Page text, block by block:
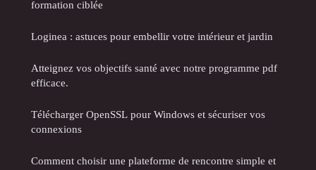
formation ciblée
Loginea : astuces pour embellir votre intérieur et jardin
Atteignez vos objectifs santé avec notre programme pdf
efficace.
Télécharger OpenSSL pour Windows et sécuriser vos
connexions
Comment choisir une plateforme de rencontre simple et